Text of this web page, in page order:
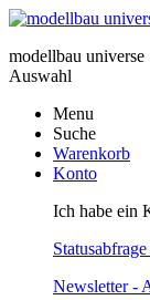
modellbau
Auswahl
Menu
Suche
Warenkorb
Konto
Ich habe ein
Newsletter -